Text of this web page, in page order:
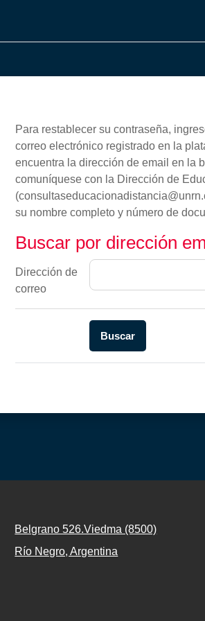
Para restablecer su contraseña,
correo electrónico registrado en la
encuentra la dirección de email en la
comuníquese con la Dirección de
su nombre completo y número de
Buscar por dirección email
Buscar por dirección
Dirección de
correo
Belgrano 526.Viedma (8500)
Río Negro, Argentina